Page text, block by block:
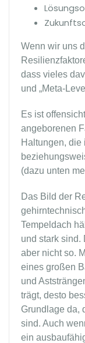
Wenn wir uns
dass vieles
und „Meta-
Es ist
angeborenen
Haltungen, die
(dazu unten
Das Bild der
Tempeldach
und stark sind.
aber nicht so.
eines großen
und
trägt, desto
Grundlage da,
sind. Auch
ein